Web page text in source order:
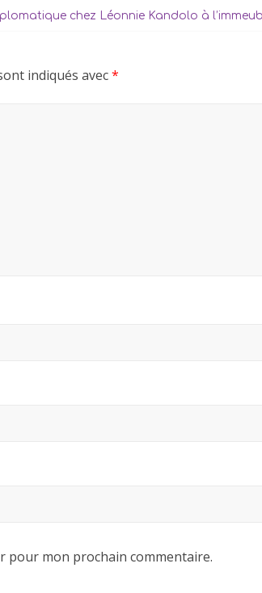
chez Léonnie Kandolo à
indiqués avec*
pour mon prochain commentaire.